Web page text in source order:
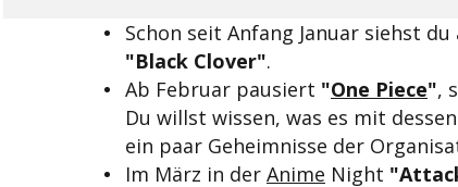
Schon seit Anfang Januar siehst du
"Black Clover".
Ab Februar pausiert "One Piece",
Du willst wissen, was es mit
ein paar Geheimnisse der
Im März in der Anime Night